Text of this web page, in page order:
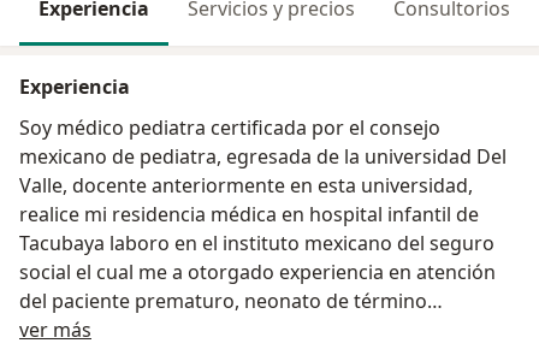
Experiencia Servicios y precios Consultorios
Experiencia
Soy médico pediatra certificada por el consejo
mexicano de pediatra, egresada de la universidad Del
Valle, docente anteriormente en esta universidad,
realice mi residencia médica en hospital infantil de
Tacubaya laboro en el instituto mexicano del seguro
social el cual me a otorgado experiencia en atención
del paciente prematuro, neonato de término
Preescolar, escolar, adolescente estoy comprometida a
ver más